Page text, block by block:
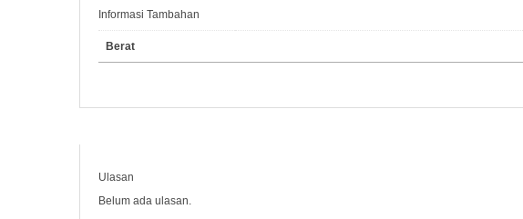
Informasi Tambahan
Berat
Ulasan
Belum ada ulasan.